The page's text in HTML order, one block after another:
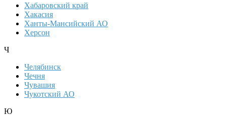
Хабаровский край
Хакасия
Ханты-Мансийский АО
Херсон
Ч
Челябинск
Чечня
Чувашия
Чукотский АО
Ю